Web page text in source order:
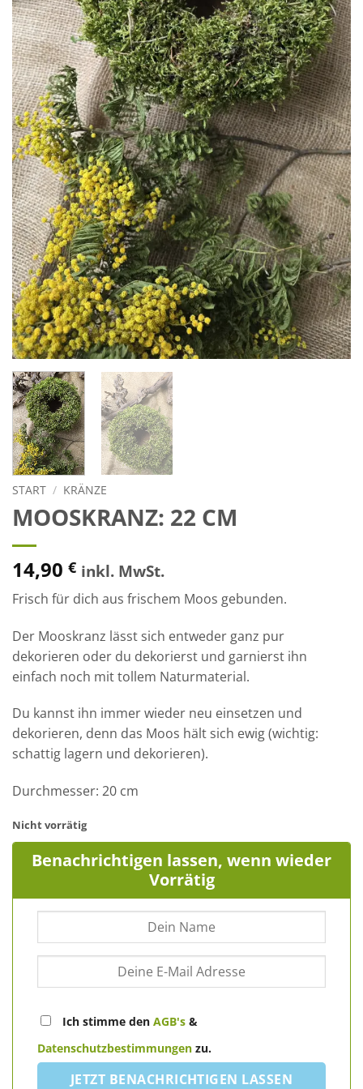
START / KRÄNZE
MOOSKRANZ: 22 CM
14,90 € inkl. MwSt.
Frisch für dich aus frischem Moos gebunden.
Der Mooskranz lässt sich entweder ganz pur
dekorieren oder du dekorierst und garnierst ihn
einfach noch mit tollem Naturmaterial.
Du kannst ihn immer wieder neu einsetzen und
dekorieren, denn das Moos hält sich ewig (wichtig:
schattig lagern und dekorieren).
Durchmesser: 20 cm
Nicht vorrätig
Benachrichtigen lassen, wenn wieder
Vorrätig
Ich stimme den AGB's &
Datenschutzbestimmungen zu.
JETZT BENACHRICHTIGEN LASSEN